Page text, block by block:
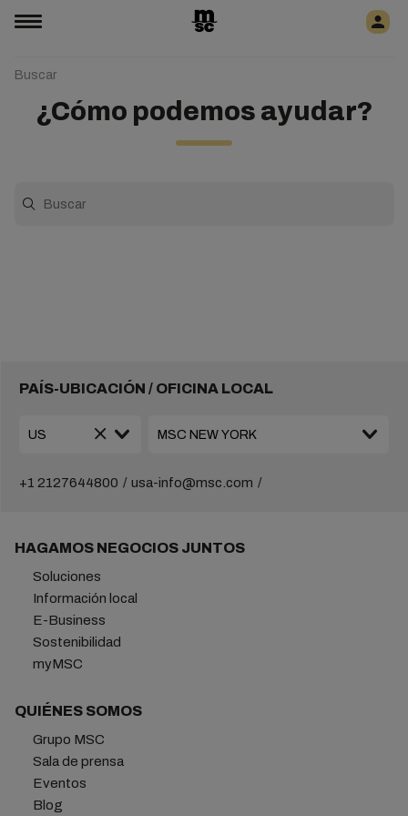
Buscar
¿Cómo podemos ayudar?
PAÍS-UBICACIÓN / OFICINA LOCAL
+1 2127644800 usa-info@msc.com
HAGAMOS NEGOCIOS JUNTOS
Soluciones
Información local
E-Business
Sostenibilidad
myMSC
QUIÉNES SOMOS
Grupo MSC
Sala de prensa
Eventos
Blog